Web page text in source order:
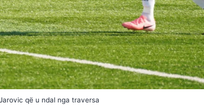
që u ndal nga traversa